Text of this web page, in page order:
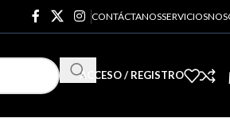
CONTÁCTANOSSERVICIOS
ACCESO / REGISTRO